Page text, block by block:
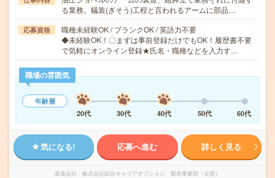
る業務。艤装(ぎそう)工程と言われるアームに部品…
応募資格
職種未経験OK / ブランクOK / 英語力不要
◆未経験OK！〇まずは事前登録だけでもOK！履歴書不要
で気軽にオンライン登録★氏名・職種などを入力す…
職場の雰囲気
年齢層
20代
30代 40代 50代 60代
気になる! 応募へ進む 詳しく見る
派遣会社 株式会社綜合キャリアオプション 製造事業部（全国）